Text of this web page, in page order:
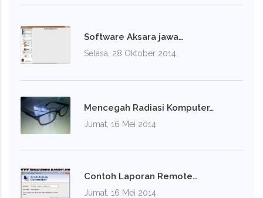
Software Aksara jawa…
Selasa, 28 Oktober 2014
Mencegah Radiasi Komputer…
Jumat, 16 Mei 2014
Contoh Laporan Remote…
Jumat, 16 Mei 2014